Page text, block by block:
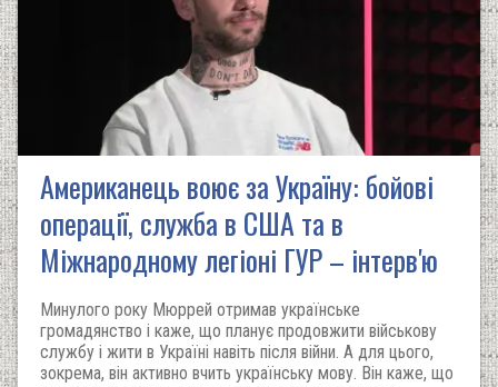
Американець воює за Україну: бойові
операції, служба в США та в
Міжнародному легіоні ГУР – інтерв'ю
Минулого року Мюррей отримав українське
громадянство і каже, що планує продовжити військову
службу і жити в Україні навіть після війни. А для цього,
зокрема, він активно вчить українську мову. Він каже, що